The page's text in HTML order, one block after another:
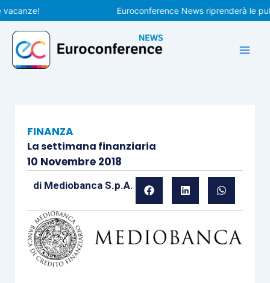
Vai
al
contenuto
Euroconference News riprenderà le
FINANZA
La settimana finanziaria
10 Novembre 2018
di Mediobanca S.p.A.